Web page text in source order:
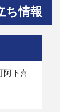
ち情報
阿下喜